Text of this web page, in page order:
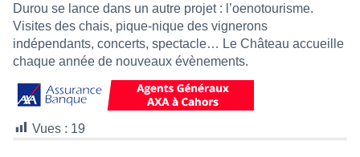
Durou se lance dans un autre projet : l’oenotourisme.
Visites des chais, pique-nique des vignerons
indépendants, concerts, spectacle… Le Château accueille
chaque année de nouveaux évènements.
Vues : 19